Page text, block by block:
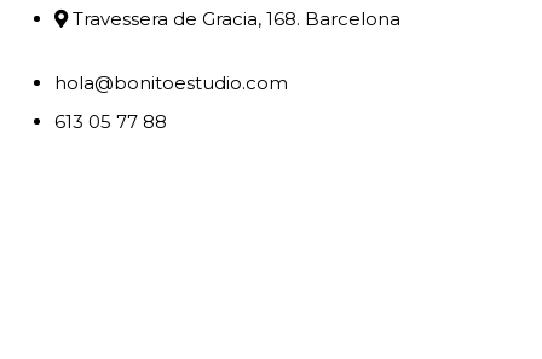
Travessera de Gracia, 168. Barcelona
hola@bonitoestudio.com
613 05 77 88